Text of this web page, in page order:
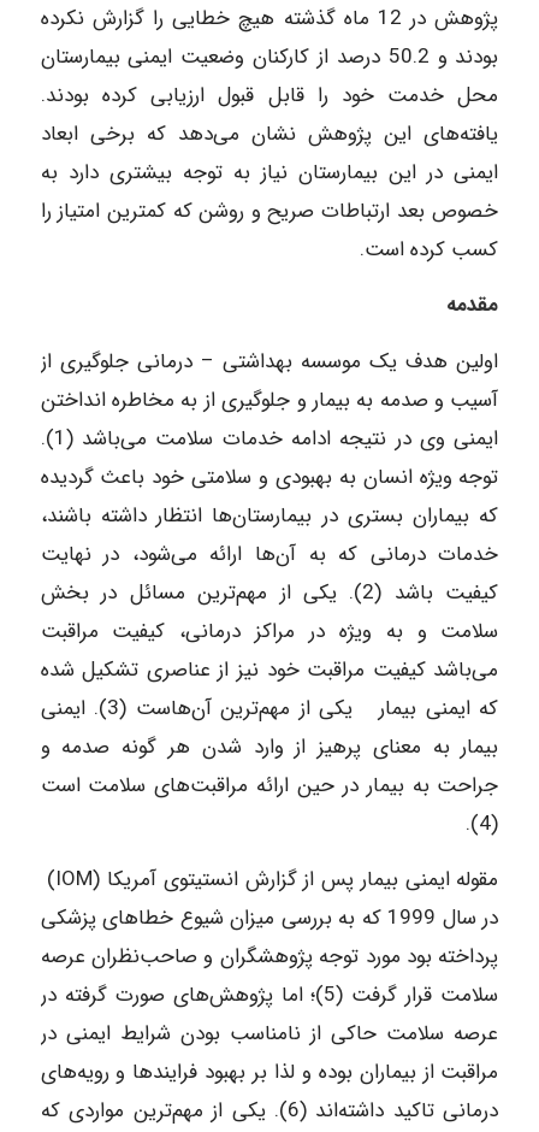
پژوهش در 12 ماه گذشته هیچ خطایی را گزارش نکرده
بودند و 50.2 درصد از کارکنان وضعیت ایمنی بیمارستان
محل خدمت خود را قابل قبول ارزیابی کرده بودند.
یافته‌های این پژوهش نشان می‌دهد که برخی ابعاد
ایمنی در این بیمارستان نیاز به توجه بیشتری دارد به
خصوص بعد ارتباطات صریح و روشن که کمترین امتیاز را
کسب کرده است.
مقدمه
اولین هدف یک موسسه بهداشتی – درمانی جلوگیری از
آسیب و صدمه به بیمار و جلوگیری از به مخاطره انداختن
ایمنی وی در نتیجه ادامه خدمات سلامت می‌باشد (1).
توجه ویژه انسان به بهبودی و سلامتی خود باعث گردیده
که بیماران بستری در بیمارستان‌ها انتظار داشته باشند،
خدمات درمانی که به آن‌ها ارائه می‌شود، در نهایت
کیفیت باشد (2). یکی از مهم‌ترین مسائل در بخش
سلامت و به ویژه در مراکز درمانی، کیفیت مراقبت
می‌باشد کیفیت مراقبت خود نیز از عناصری تشکیل شده
که ایمنی بیمار یکی از مهم‌ترین آن‌هاست (3). ایمنی
بیمار به معنای پرهیز از وارد شدن هر گونه صدمه و
جراحت به بیمار در حین ارائه مراقبت‌های سلامت است
(4).
مقوله ایمنی بیمار پس از گزارش انستیتوی آمریکا (IOM)
در سال 1999 که به بررسی میزان شیوع خطاهای پزشکی
پرداخته بود مورد توجه پژوهشگران و صاحب‌نظران عرصه
سلامت قرار گرفت (5)؛ اما پژوهش‌های صورت گرفته در
عرصه سلامت حاکی از نامناسب بودن شرایط ایمنی در
مراقبت از بیماران بوده و لذا بر بهبود فرایندها و رویه‌های
درمانی تاکید داشته‌اند (6). یکی از مهم‌ترین مواردی که